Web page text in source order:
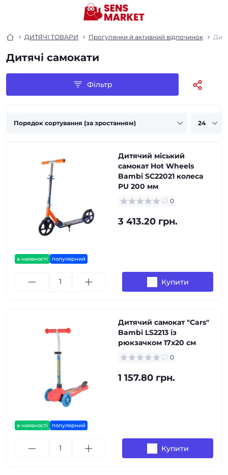
ДИТЯЧІ ТОВАРИ Прогулянки й активний відпочинок
Дитячі самокати
Фільтр
в наявності популярний
Дитячий міський
самокат Hot Wheels
Bambi SC22021 колеса
PU 200 мм
0
3 413.20 грн.
Купити
в наявності популярний
Дитячий самокат "Cars"
Bambi LS2213 із
рюкзачком 17х20 см
0
1 157.80 грн.
Купити